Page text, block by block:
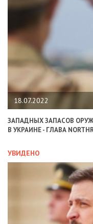
18.07.2022
ЗАПАДНЫХ ЗАПАСОВ
В УКРАИНЕ - ГЛАВА
УВИДЕНО